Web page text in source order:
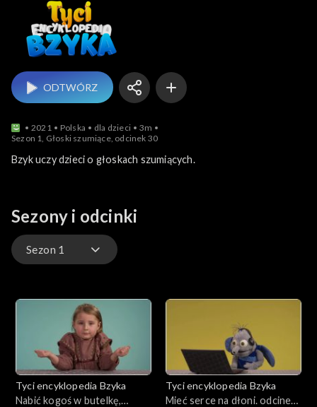
ODTWÓRZ
2021 Polska dla dzieci
3m
Sezon 1, Głoski szumiące, odcinek 30
Bzyk uczy dzieci o głoskach szumiących.
Sezony i odcinki
Sezon 1
Tyci encyklopedia Bzyka
Nabić kogoś w butelkę,
Tyci encyklopedia Bzyka
Mieć serce na dłoni. odcinek